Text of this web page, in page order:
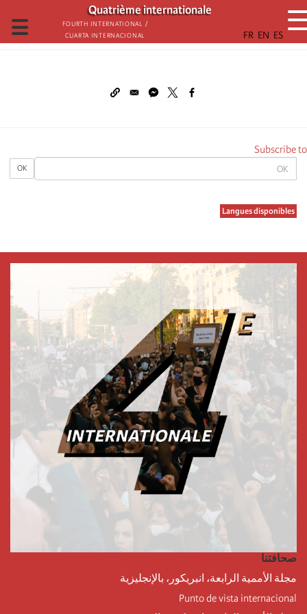
تجاوز
إلى
المحتوى
Quatrième internationale
Fourth International /
Cuarta Internacional
☰
OK
OK
Langues disponibles
Subscribe to
صحافتنا
مجلة الأممية الرابعة، انبريكور، بالإنجليزية
Punto de vista internacional